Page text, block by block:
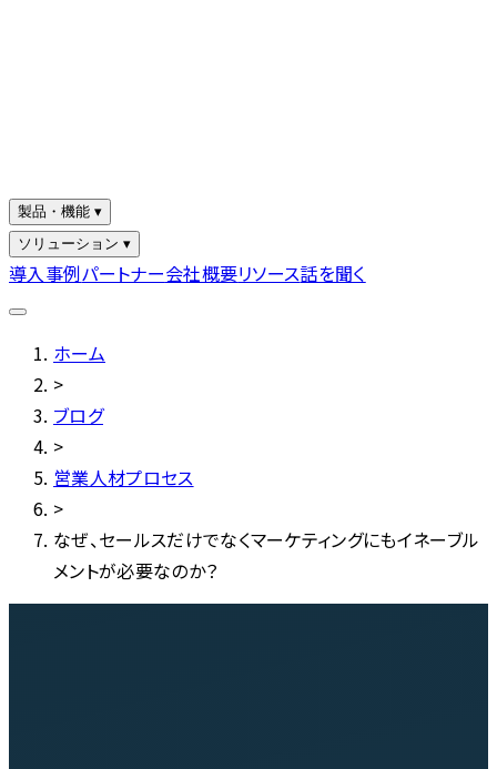
製品・機能 ▾
ソリューション ▾
導入事例パートナー会社概要リソース話を聞く
ホーム
>
ブログ
>
営業人材プロセス
>
なぜ、セールスだけでなくマーケティングにもイネーブル
メントが必要なのか？